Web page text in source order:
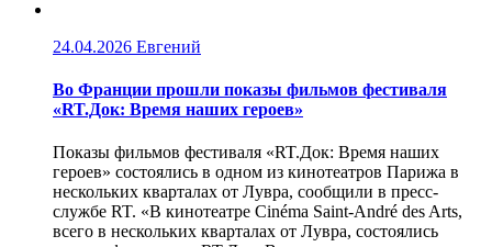
24.04.2026 Евгений
Во Франции прошли показы фильмов фестиваля
«RT.Док: Время наших героев»
Показы фильмов фестиваля «RT.Док: Время наших
героев» состоялись в одном из кинотеатров Парижа в
нескольких кварталах от Лувра, сообщили в пресс-
службе RT. «В кинотеатре Cinéma Saint-André des Arts,
всего в нескольких кварталах от Лувра, состоялись